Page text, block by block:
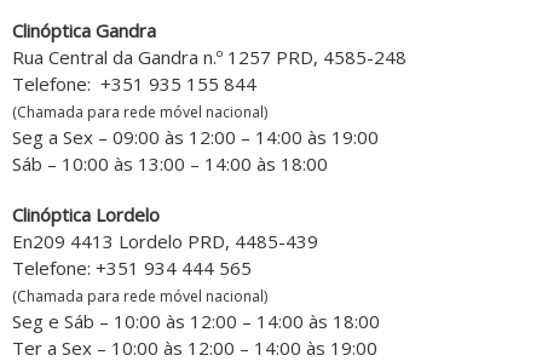
Clinóptica Gandra
Rua Central da Gandra n.º 1257 PRD, 4585-248
Telefone: +351 935 155 844
(Chamada para rede móvel nacional)
Seg a Sex – 09:00 às 12:00 – 14:00 às 19:00
Sáb – 10:00 às 13:00 – 14:00 às 18:00
Clinóptica Lordelo
En209 4413 Lordelo PRD, 4485-439
Telefone: +351 934 444 565
(Chamada para rede móvel nacional)
Seg e Sáb – 10:00 às 12:00 – 14:00 às 18:00
Ter a Sex – 10:00 às 12:00 – 14:00 às 19:00